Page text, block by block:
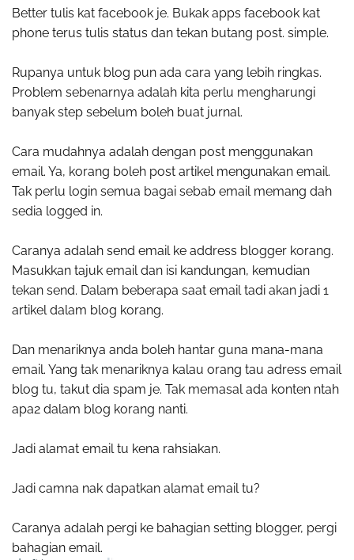
Better tulis kat facebook je. Bukak apps facebook kat
phone terus tulis status dan tekan butang post. simple.
Rupanya untuk blog pun ada cara yang lebih ringkas.
Problem sebenarnya adalah kita perlu mengharungi
banyak step sebelum boleh buat jurnal.
Cara mudahnya adalah dengan post menggunakan
email. Ya, korang boleh post artikel mengunakan email.
Tak perlu login semua bagai sebab email memang dah
sedia logged in.
Caranya adalah send email ke address blogger korang.
Masukkan tajuk email dan isi kandungan, kemudian
tekan send. Dalam beberapa saat email tadi akan jadi 1
artikel dalam blog korang.
Dan menariknya anda boleh hantar guna mana-mana
email. Yang tak menariknya kalau orang tau adress email
blog tu, takut dia spam je. Tak memasal ada konten ntah
apa2 dalam blog korang nanti.
Jadi alamat email tu kena rahsiakan.
Jadi camna nak dapatkan alamat email tu?
Caranya adalah pergi ke bahagian setting blogger, pergi
bahagian email.